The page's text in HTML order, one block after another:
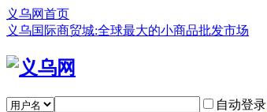
义乌网首页
义乌国际商贸城:全球最大的小商品批发市场
自动登录